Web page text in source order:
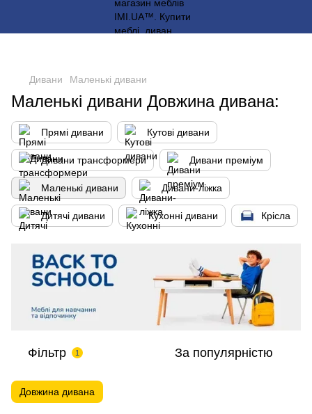
Дивани Маленькі дивани
Маленькі дивани Довжина дивана:
Прямі дивани Кутові дивани
Дивани трансформери Дивани преміум
Маленькі дивани Дивани-ліжка
Дитячі дивани Кухонні дивани Крісла
Фільтр 1 За популярністю
Довжина дивана